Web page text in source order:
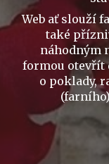
Web ať slouží
také
náhodným
formou otevřít
o poklady,